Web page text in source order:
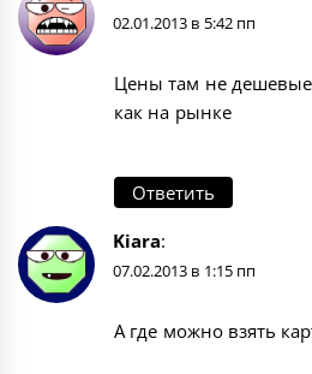
02.01.2013 в 5:42 пп
Цены там не
как на рынке
Ответить
Kiara:
07.02.2013 в 1:15 пп
А где можно взять